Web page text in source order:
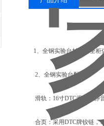
1、全钢实验台材质：全
2、全钢实验台配件：
滑轨：16寸DTC滑轨，静
合页：采用DTC牌铰链，